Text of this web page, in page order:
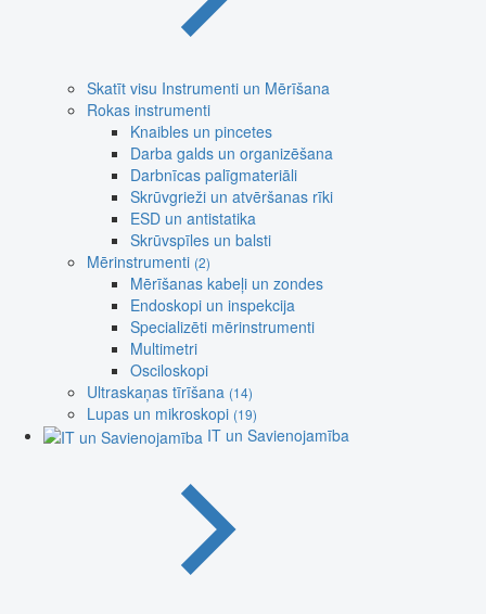
Skatīt visu Instrumenti un Mērīšana
Rokas instrumenti
Knaibles un pincetes
Darba galds un organizēšana
Darbnīcas palīgmateriāli
Skrūvgrieži un atvēršanas rīki
ESD un antistatika
Skrūvspīles un balsti
Mērinstrumenti (2)
Mērīšanas kabeļi un zondes
Endoskopi un inspekcija
Specializēti mērinstrumenti
Multimetri
Osciloskopi
Ultraskaņas tīrīšana (14)
Lupas un mikroskopi (19)
IT un Savienojamība